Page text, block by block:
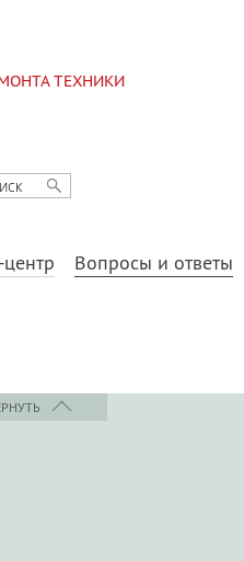
ТЕХНИКИ
Вопросы и ответы